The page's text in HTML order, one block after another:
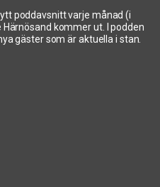
poddavsnitt varje månad (i
kommer ut. I podden
gäster som är aktuella i stan.